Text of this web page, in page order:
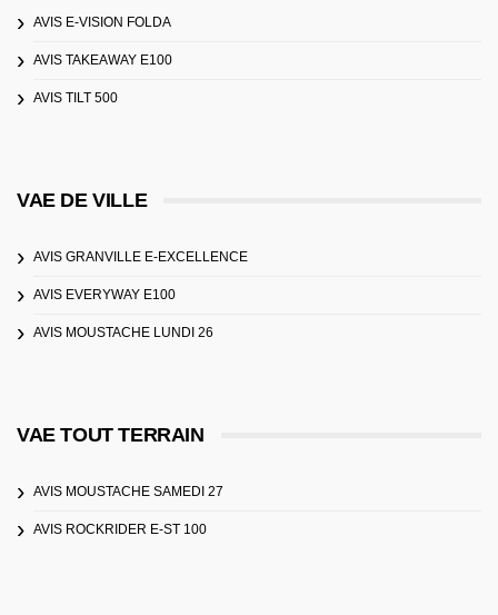
AVIS E-VISION FOLDA
AVIS TAKEAWAY E100
AVIS TILT 500
VAE DE VILLE
AVIS GRANVILLE E-EXCELLENCE
AVIS EVERYWAY E100
AVIS MOUSTACHE LUNDI 26
VAE TOUT TERRAIN
AVIS MOUSTACHE SAMEDI 27
AVIS ROCKRIDER E-ST 100